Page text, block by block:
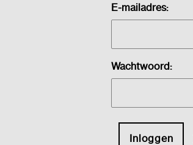
E-mailadres:
Wachtwoord: